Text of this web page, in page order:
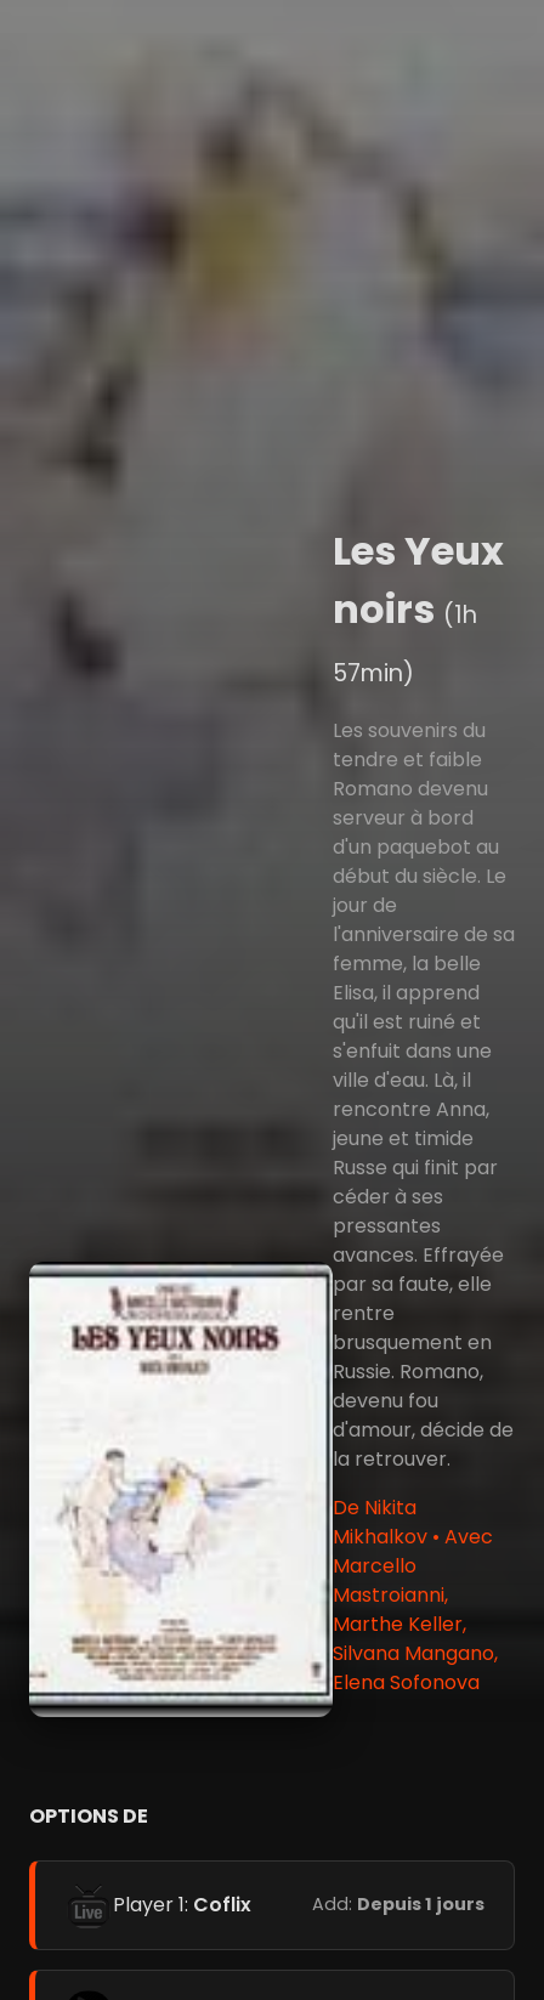
Les Yeux
noirs (1h
57min)
Les souvenirs du
tendre et faible
Romano devenu
serveur à bord
d'un paquebot au
début du siècle. Le
jour de
l'anniversaire de sa
femme, la belle
Elisa, il apprend
qu'il est ruiné et
s'enfuit dans une
ville d'eau. Là, il
rencontre Anna,
jeune et timide
Russe qui finit par
céder à ses
pressantes
avances. Effrayée
par sa faute, elle
rentre
brusquement en
Russie. Romano,
devenu fou
d'amour, décide de
la retrouver.
De Nikita
Mikhalkov • Avec
Marcello
Mastroianni,
Marthe Keller,
Silvana Mangano,
Elena Sofonova
OPTIONS DE
Player 1: Coflix Add: Depuis 1 jours